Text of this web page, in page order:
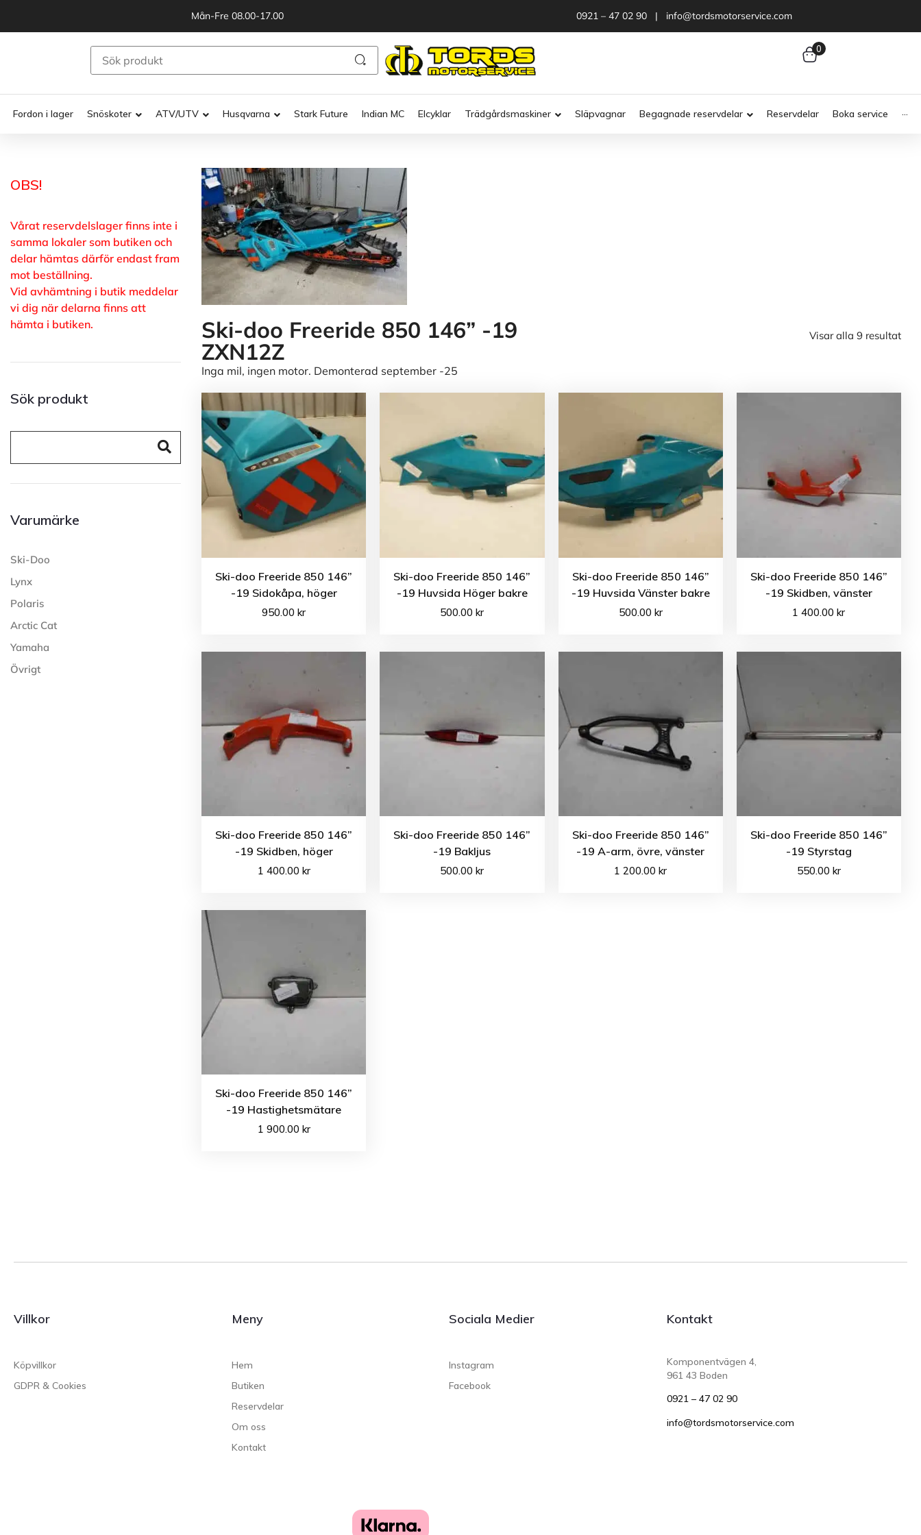
Mån-Fre 08.00-17.00 0921 – 47 02 90 | info@tordsmotorservice.com
0
Fordon i lager Snöskoter ATV/UTV Husqvarna Stark Future Indian MC Elcyklar Trädgårdsmaskiner Släpvagnar Begagnade reservdelar Reservdelar Boka service ···
OBS!
Vårat reservdelslager finns inte i
samma lokaler som butiken och
delar hämtas därför endast fram
mot beställning.
Vid avhämtning i butik meddelar
vi dig när delarna finns att
hämta i butiken.
Sök produkt
Varumärke
Ski-Doo
Lynx
Polaris
Arctic Cat
Yamaha
Övrigt
Ski-doo Freeride 850 146” -19
ZXN12Z
Visar alla 9 resultat
Inga mil, ingen motor. Demonterad september -25
Ski-doo Freeride 850 146”
-19 Sidokåpa, höger
950.00kr
Ski-doo Freeride 850 146”
-19 Huvsida Höger bakre
500.00kr
Ski-doo Freeride 850 146”
-19 Huvsida Vänster bakre
500.00 kr
Ski-doo Freeride 850 146”
-19 Skidben, vänster
1 400.00kr
Ski-doo Freeride 850 146”
-19 Skidben, höger
1 400.00 kr
Ski-doo Freeride 850 146”
-19 Bakljus
500.00kr
Ski-doo Freeride 850 146”
-19 A-arm, övre, vänster
1 200.00kr
Ski-doo Freeride 850 146”
-19 Styrstag
550.00 kr
Ski-doo Freeride 850 146”
-19 Hastighetsmätare
1 900.00 kr
Villkor
Köpvillkor
GDPR & Cookies
Meny
Hem
Butiken
Reservdelar
Om oss
Kontakt
Sociala Medier
Instagram
Facebook
Kontakt
Komponentvägen 4,
961 43 Boden
0921 – 47 02 90
info@tordsmotorservice.com